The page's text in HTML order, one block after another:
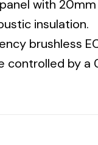
for all kinds of
with
insulation.
brushless
controlled by a